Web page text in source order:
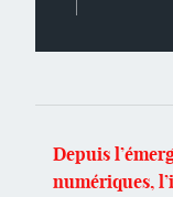
Depuis
numériques,